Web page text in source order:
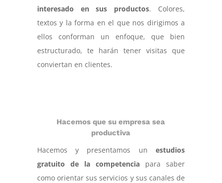
interesado en sus productos. Colores,
textos y la forma en el que nos dirigimos a
ellos conforman un enfoque, que bien
estructurado, te harán tener visitas que
conviertan en clientes.
Hacemos que su empresa sea
productiva
Hacemos y presentamos unestudios
gratuito de la competencia para saber
como orientar sus servicios y sus canales de